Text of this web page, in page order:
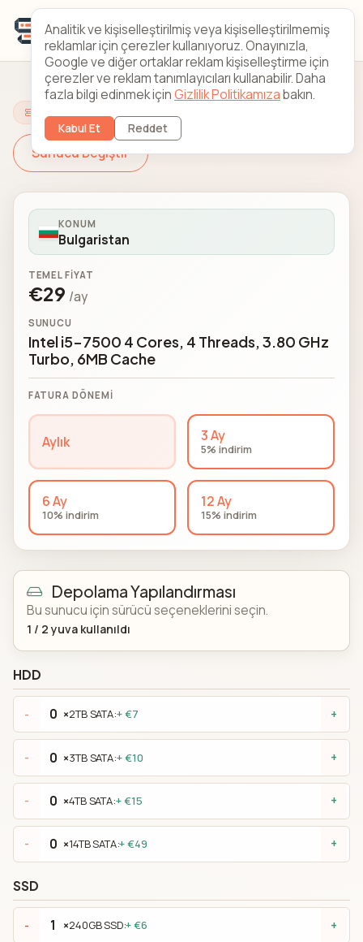
Sunucu Değiştir
KONUM
Bulgaristan
SUNUCU
Intel i5-7500 4 Cores, 4 Threads, 3.80 GHz
Turbo, 6MB Cache
TEMEL FIYAT
€29 /ay
FATURA DÖNEMI
Aylık 3 Ay
5% indirim
6 Ay
10% indirim
12 Ay
15% indirim
Depolama Yapılandırması
Bu sunucu için sürücü seçeneklerini seçin.
1 / 2 yuva kullanıldı
HDD
- ×2TB SATA:+ €7 +
- ×3TB SATA:+ €10 +
- ×4TB SATA:+ €15 +
- ×14TB SATA:+ €49 +
SSD
- ×240GB SSD:+ €6 +
Analitik ve kişiselleştirilmiş veya kişiselleştirilmemiş
reklamlar için çerezler kullanıyoruz. Onayınızla,
Google ve diğer ortaklar reklam kişiselleştirme için
çerezler ve reklam tanımlayıcıları kullanabilir. Daha
fazla bilgi edinmek içinGizlilik Politikamızabakın.
Kabul Et Reddet